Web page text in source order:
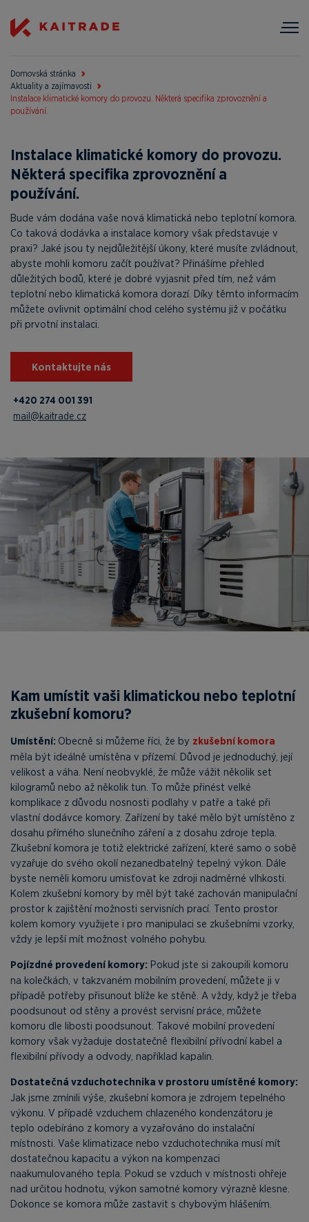
Domovská stránka
Aktuality a zajímavosti
Instalace klimatické komory do provozu. Některá specifika zprovoznění a
používání.
Instalace klimatické komory do provozu.
Některá specifika zprovoznění a
používání.
Bude vám dodána vaše nová klimatická nebo teplotní komora.
Co taková dodávka a instalace komory však představuje v
praxi? Jaké jsou ty nejdůležitější úkony, které musíte zvládnout,
abyste mohli komoru začít používat? Přinášíme přehled
důležitých bodů, které je dobré vyjasnit před tím, než vám
teplotní nebo klimatická komora dorazí. Díky těmto informacím
můžete ovlivnit optimální chod celého systému již v počátku
při prvotní instalaci.
Kontaktujte nás
+420 274 001 391
mail@kaitrade.cz
Kam umístit vaši klimatickou nebo teplotní
zkušební komoru?
Umístění: Obecně si můžeme říci, že by zkušební komora
měla být ideálně umístěna v přízemí. Důvod je jednoduchý, její
velikost a váha. Není neobvyklé, že může vážit několik set
kilogramů nebo až několik tun. To může přinést velké
komplikace z důvodu nosnosti podlahy v patře a také při
vlastní dodávce komory. Zařízení by také mělo být umístěno z
dosahu přímého slunečního záření a z dosahu zdroje tepla.
Zkušební komora je totiž elektrické zařízení, které samo o sobě
vyzařuje do svého okolí nezanedbatelný tepelný výkon. Dále
byste neměli komoru umisťovat ke zdroji nadměrné vlhkosti.
Kolem zkušební komory by měl být také zachován manipulační
prostor k zajištění možnosti servisních prací. Tento prostor
kolem komory využijete i pro manipulaci se zkušebními vzorky,
vždy je lepší mít možnost volného pohybu.
Pojízdné provedení komory: Pokud jste si zakoupili komoru
na kolečkách, v takzvaném mobilním provedení, můžete ji v
případě potřeby přisunout blíže ke stěně. A vždy, když je třeba
poodsunout od stěny a provést servisní práce, můžete
komoru dle libosti poodsunout. Takové mobilní provedení
komory však vyžaduje dostatečně flexibilní přívodní kabel a
flexibilní přívody a odvody, například kapalin.
Dostatečná vzduchotechnika v prostoru umístěné komory:
Jak jsme zmínili výše, zkušební komora je zdrojem tepelného
výkonu. V případě vzduchem chlazeného kondenzátoru je
teplo odebíráno z komory a vyzařováno do instalační
místnosti. Vaše klimatizace nebo vzduchotechnika musí mít
dostatečnou kapacitu a výkon na kompenzaci
naakumulovaného tepla. Pokud se vzduch v místnosti ohřeje
nad určitou hodnotu, výkon samotné komory výrazně klesne.
Dokonce se komora může zastavit s chybovým hlášením.